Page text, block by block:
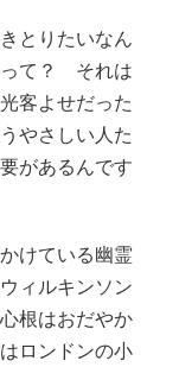
とりたいなん
って？ それは
客よせだった
やさしい人た
があるんです
けている幽霊
ィルキンソン
根はおだやか
ロンドンの小